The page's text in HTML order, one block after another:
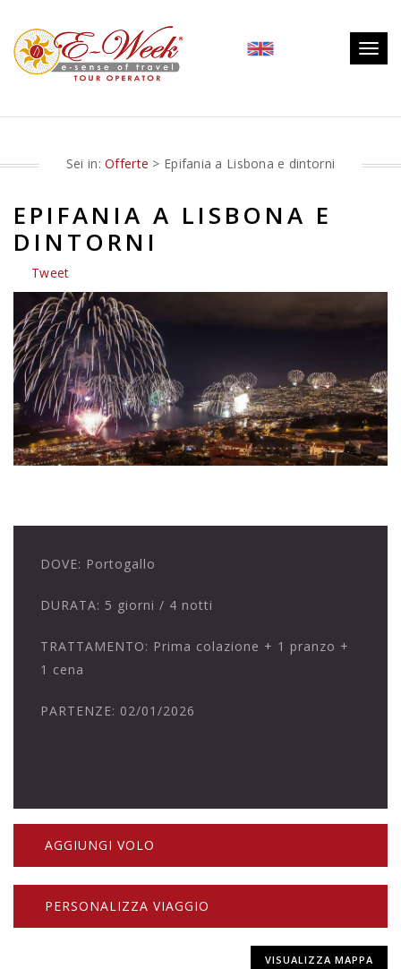
Sei in:Offerte > Epifania a Lisbona e dintorni
EPIFANIA A LISBONA E
DINTORNI
Tweet
DOVE: Portogallo
DURATA: 5 giorni / 4 notti
TRATTAMENTO: Prima colazione + 1 pranzo +
1 cena
PARTENZE: 02/01/2026
AGGIUNGI VOLO
PERSONALIZZA VIAGGIO
VISUALIZZA MAPPA